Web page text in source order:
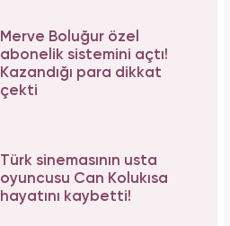
Merve Boluğur özel
abonelik sistemini açtı!
Kazandığı para dikkat
çekti
Türk sinemasının usta
oyuncusu Can Kolukısa
hayatını kaybetti!